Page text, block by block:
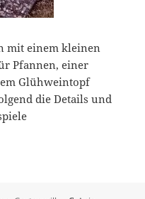
mit einem kleinen
Pfannen, einer
Glühweintopf
die Details und